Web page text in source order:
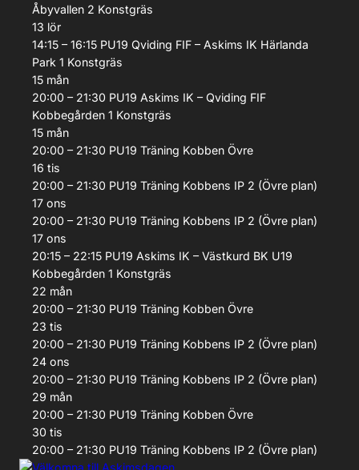
Åbyvallen 2 Konstgräs
13 lör
14:15 – 16:15 PU19 Qviding FIF – Askims IK Härlanda
Park 1 Konstgräs
15 mån
20:00 – 21:30 PU19 Askims IK – Qviding FIF
Kobbegården 1 Konstgräs
15 mån
20:00 – 21:30 PU19 Träning Kobben Övre
16 tis
20:00 – 21:30 PU19 Träning Kobbens IP 2 (Övre plan)
17 ons
20:00 – 21:30 PU19 Träning Kobbens IP 2 (Övre plan)
17 ons
20:15 – 22:15 PU19 Askims IK – Västkurd BK U19
Kobbegården 1 Konstgräs
22 mån
20:00 – 21:30 PU19 Träning Kobben Övre
23 tis
20:00 – 21:30 PU19 Träning Kobbens IP 2 (Övre plan)
24 ons
20:00 – 21:30 PU19 Träning Kobbens IP 2 (Övre plan)
29 mån
20:00 – 21:30 PU19 Träning Kobben Övre
30 tis
20:00 – 21:30 PU19 Träning Kobbens IP 2 (Övre plan)